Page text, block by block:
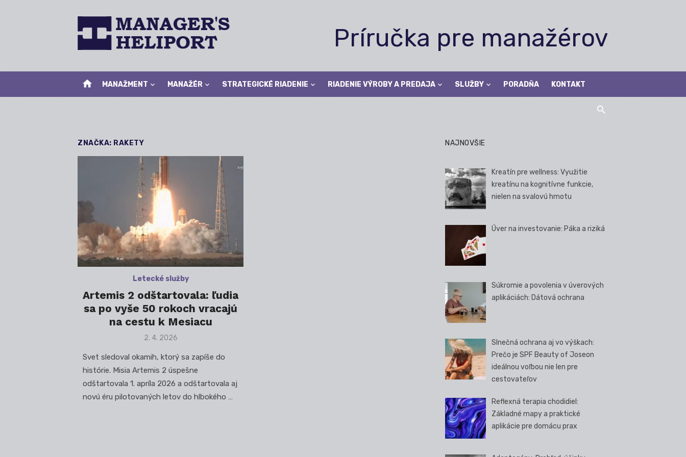
Príručka pre manažérov
home MANAŽMENT MANAŽÉR STRATEGICKÉ RIADENIE RIADENIE VÝROBY A PREDAJA SLUŽBY PORADŇA KONTAKT
ZNAČKA: RAKETY
Letecké služby
Artemis 2 odštartovala: ľudia
sa po vyše 50 rokoch vracajú
na cestu k Mesiacu
Posted
2. 4. 2026
Svet sledoval okamih, ktorý sa zapíše do
histórie. Misia Artemis 2 úspešne
odštartovala 1. apríla 2026 a odštartovala aj
novú éru pilotovaných letov do hlbokého …
NAJNOVŠIE
Kreatín pre wellness: Využitie
kreatínu na kognitívne funkcie,
nielen na svalovú hmotu
Úver na investovanie: Páka a riziká
Súkromie a povolenia v úverových
aplikáciách: Dátová ochrana
Slnečná ochrana aj vo výškach:
Prečo je SPF Beauty of Joseon
ideálnou voľbou nie len pre
cestovateľov
Reflexná terapia chodidiel:
Základné mapy a praktické
aplikácie pre domácu prax